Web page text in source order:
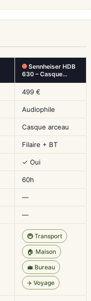
Sennheiser HDB
630 – Casque…
499 €
Audiophile
Casque arceau
Filaire + BT
✓ Oui
60h
—
—
🚇 Transport
🏠 Maison
💼 Bureau
✈️ Voyage